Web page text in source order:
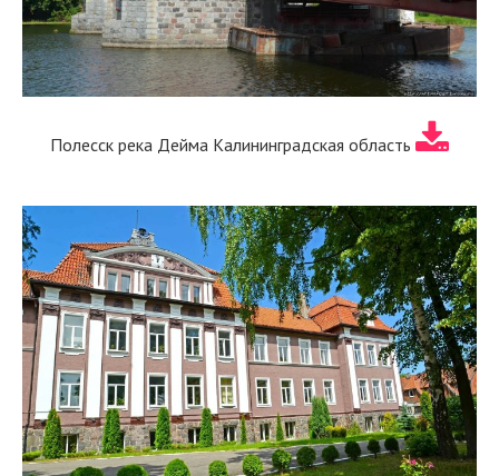
Полесск река Дейма Калининградская область